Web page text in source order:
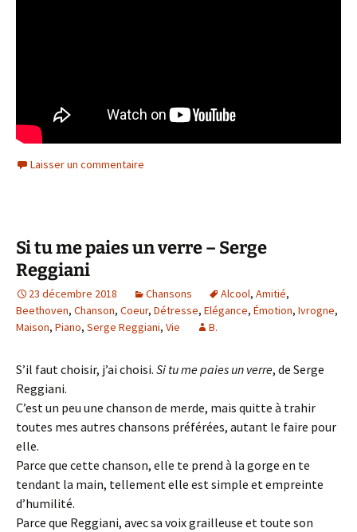
Laisser un commentaire
Si tu me paies un verre – Serge
Reggiani
23 décembre 2018 Chansons Alcool, Amitié,
Beethoven, Chanson, Coeur, Détresse, Elégance, Émotion, Ivrogne,
Maison, Piano, Serge Reggiani, Vie B.
S’il faut choisir, j’ai choisi. Si tu me paies un verre, de Serge
Reggiani.
C’est un peu une chanson de merde, mais quitte à trahir
toutes mes autres chansons préférées, autant le faire pour
elle.
Parce que cette chanson, elle te prend à la gorge en te
tendant la main, tellement elle est simple et empreinte
d’humilité.
Parce que Reggiani, avec sa voix grailleuse et toute son